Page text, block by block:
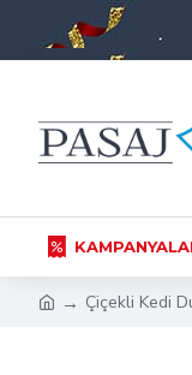
Çiçekli Kedi